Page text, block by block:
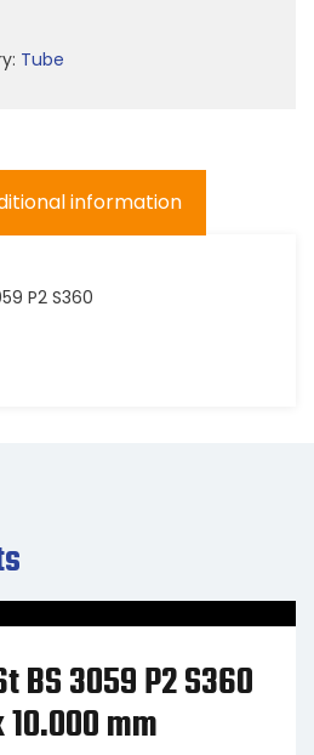
Tube
information
P2 S360
BS 3059 P2 S360
mm